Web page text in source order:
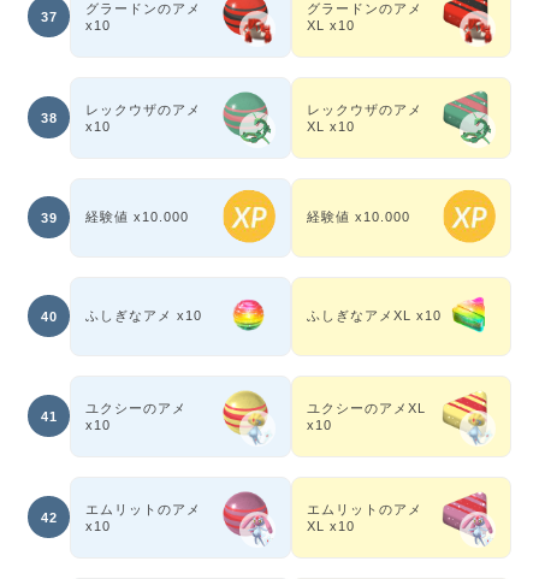
37
グラードンのアメ
x10
グラードンのアメ
XL x10
38
レックウザのアメ
x10
レックウザのアメ
XL x10
39 経験値 x10.000 経験値 x10.000
40 ふしぎなアメ x10 ふしぎなアメXL x10
41
ユクシーのアメ
x10
ユクシーのアメXL
x10
42
エムリットのアメ
x10
エムリットのアメ
XL x10